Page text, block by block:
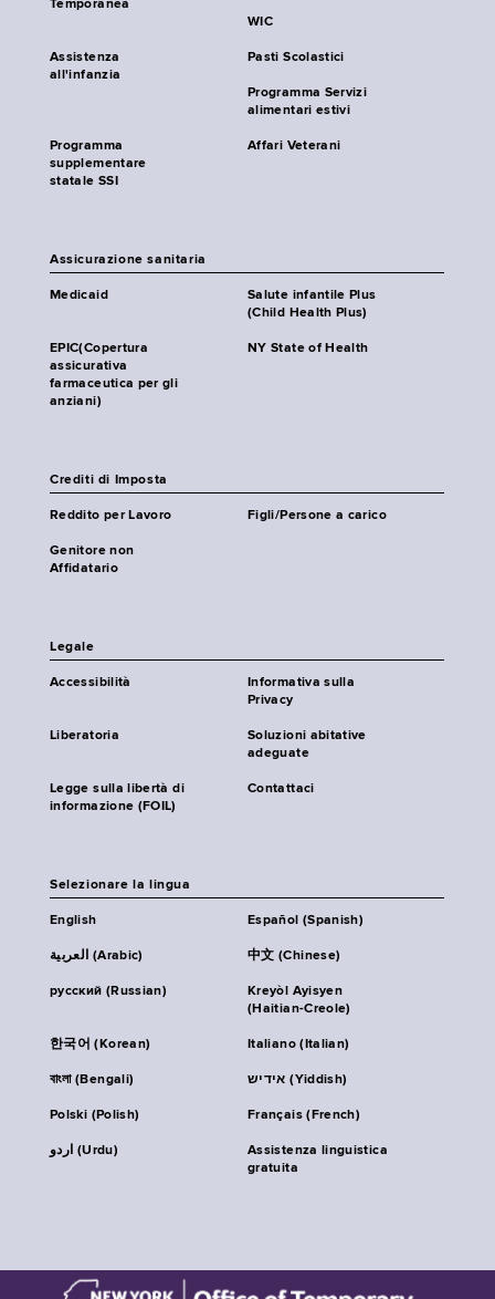
Temporanea
WIC
Assistenza
all'infanzia
Pasti Scolastici
Programma Servizi
alimentari estivi
Programma
supplementare
statale SSI
Affari Veterani
Assicurazione sanitaria
Medicaid
Salute infantile Plus
(Child Health Plus)
EPIC(Copertura
assicurativa
farmaceutica per gli
anziani)
NY State of Health
Crediti di Imposta
Reddito per Lavoro Figli/Persone a carico
Genitore non
Affidatario
Legale
Accessibilità
Informativa sulla
Privacy
Liberatoria
Soluzioni abitative
adeguate
Legge sulla libertà di
informazione (FOIL)
Contattaci
Selezionare la lingua
English Español (Spanish)
العربية (Arabic) 中文 (Chinese)
русский (Russian)
Kreyòl Ayisyen
(Haitian-Creole)
한국어 (Korean) Italiano (Italian)
বাংলা (Bengali) אידיש (Yiddish)
Polski (Polish) Français (French)
اردو (Urdu)
Assistenza linguistica
gratuita